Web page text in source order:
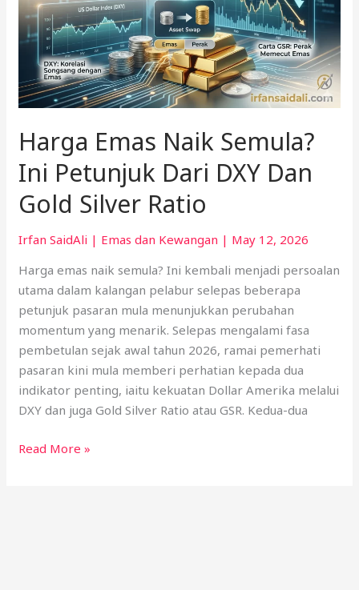
Harga Emas Naik Semula?
Ini Petunjuk Dari DXY Dan
Gold Silver Ratio
Irfan SaidAli | Emas dan Kewangan | May 12, 2026
Harga emas naik semula? Ini kembali menjadi persoalan
utama dalam kalangan pelabur selepas beberapa
petunjuk pasaran mula menunjukkan perubahan
momentum yang menarik. Selepas mengalami fasa
pembetulan sejak awal tahun 2026, ramai pemerhati
pasaran kini mula memberi perhatian kepada dua
indikator penting, iaitu kekuatan Dollar Amerika melalui
DXY dan juga Gold Silver Ratio atau GSR. Kedua-dua
Ini
Petunjuk
Dari
DXY
Dan
Silver
Read More »